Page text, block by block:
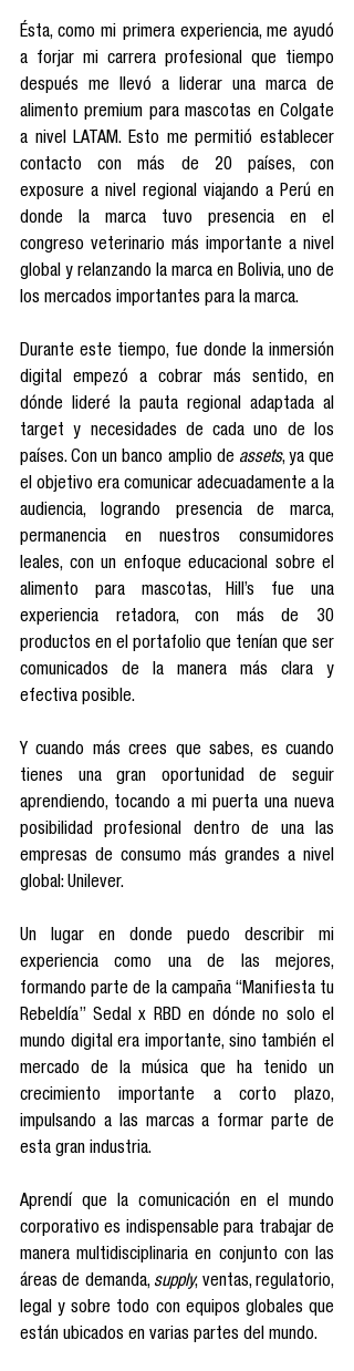
Ésta, como mi primera experiencia, me ayudó
a forjar mi carrera profesional que tiempo
después me llevó a liderar una marca de
alimento premium para mascotas en Colgate
a nivel LATAM. Esto me permitió establecer
contacto con más de 20 países, con
exposure a nivel regional viajando a Perú en
donde la marca tuvo presencia en el
congreso veterinario más importante a nivel
global y relanzando la marca en Bolivia, uno de
los mercados importantes para la marca.
Durante este tiempo, fue donde la inmersión
digital empezó a cobrar más sentido, en
dónde lideré la pauta regional adaptada al
target y necesidades de cada uno de los
países. Con un banco amplio de assets, ya que
el objetivo era comunicar adecuadamente a la
audiencia, logrando presencia de marca,
permanencia en nuestros consumidores
leales, con un enfoque educacional sobre el
alimento para mascotas, Hill’s fue una
experiencia retadora, con más de 30
productos en el portafolio que tenían que ser
comunicados de la manera más clara y
efectiva posible.
Y cuando más crees que sabes, es cuando
tienes una gran oportunidad de seguir
aprendiendo, tocando a mi puerta una nueva
posibilidad profesional dentro de una las
empresas de consumo más grandes a nivel
global: Unilever.
Un lugar en donde puedo describir mi
experiencia como una de las mejores,
formando parte de la campaña “Manifiesta tu
Rebeldía” Sedal x RBD en dónde no solo el
mundo digital era importante, sino también el
mercado de la música que ha tenido un
crecimiento importante a corto plazo,
impulsando a las marcas a formar parte de
esta gran industria.
Aprendí que la comunicación en el mundo
corporativo es indispensable para trabajar de
manera multidisciplinaria en conjunto con las
áreas de demanda, supply, ventas, regulatorio,
legal y sobre todo con equipos globales que
están ubicados en varias partes del mundo.